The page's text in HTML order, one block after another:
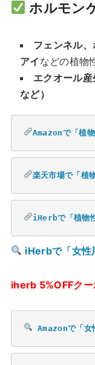
ホルモン
フェンネル
アイ などの植物
エクオール
など）
Amazonで「植
楽天市場で「植
iHerbで「植物
iHerbで「女性
iherb 5%OFFク
Amazonで「女